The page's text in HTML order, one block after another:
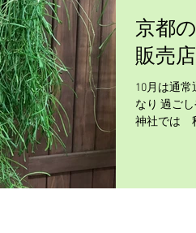
京都
販売
10月は通
なり 過ご
神社では